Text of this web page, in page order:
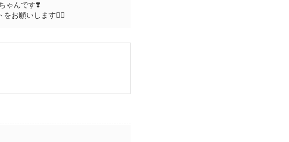
ゃんです❣️
お願いします🙇‍♀️